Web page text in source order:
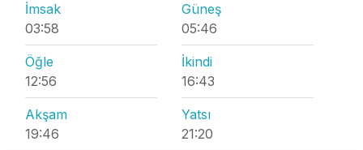
İmsak
03:58
Güneş
05:46
Öğle
12:56
İkindi
16:43
Akşam
19:46
Yatsı
21:20